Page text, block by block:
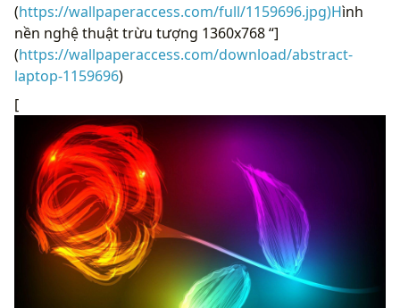
(https://wallpaperaccess.com/full/1159696.jpg)Hình
nền nghệ thuật trừu tượng 1360x768 “]
(https://wallpaperaccess.com/download/abstract-
laptop-1159696)
[